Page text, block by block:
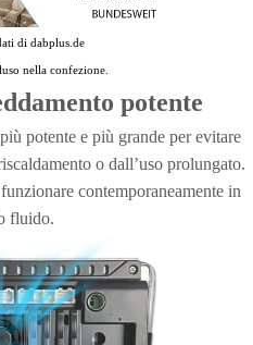
di dabplus.de
potente
potente e più grande per evitare
o dall’uso prolungato.